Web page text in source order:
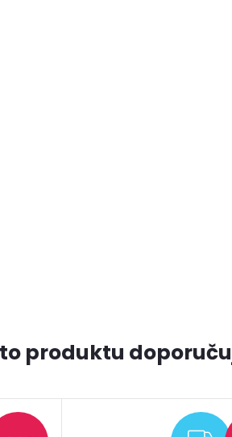
produktu